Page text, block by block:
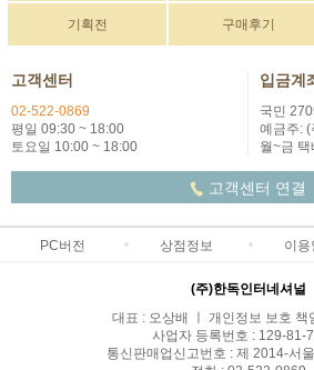
기획전 구매후기
고객센터
02-522-0869
평일 09:30 ~ 18:00
토요일 10:00 ~ 18:00
입금계
국민
예금주: (
월~금
고객센터 연결
PC버전 상점정보 이용
(주)한독인터네셔널
대표 : 오상배 ㅣ 개인정보 보호 책
사업자 등록번호 : 129-81-
통신판매업신고번호 : 제 2014-서